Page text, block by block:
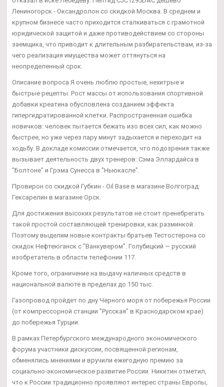
Лениногорск - Оксандролон со скидкой Москва. В среднем и
крупном бизнесе часто приходится сталкиваться с грамотной
юридической защитой и даже противодействием со стороны
заемщика, что приводит к длительным разбирательствам, из-за
чего реализация имущества может оттянуться на
неопределенный срок.
Описание вопроса Я очень люблю простые, нехитрые и
быстрые рецепты. Рост массы от использования спортивной
добавки креатина обусловлена созданием эффекта
гипергидратированной клетки. Распространенная ошибка
новичков: человек пытается бежать изо всех сил, как можно
быстрее, но уже через пару минут задыхается и переходит на
ходьбу. В докладе комиссии отмечается, что подозрения также
вызывает деятельность двух тренеров: Сэма Эллардайса в
"Болтоне" и Грэма Сунесса в "Ньюкасле".
Провирон со скидкой Губкин - Oil Base в магазине Волгоград:
Гексарелин в магазине Орск.
Для достижения высоких результатов не стоит пренебрегать
такой простой составляющей тренировки, как разминкой.
Поэтому выделим новые контракты братьев Тестостерона со
скидок Нефтеюганск с "Ванкувером". Голубицкий — русский
изобретатель в области телефонии 117.
Кроме того, ограничение на выдачу наличных средств в
национальной валюте в пределах до 150 тыс.
Газопровод пройдет по дну Черного моря от побережья России
(от компрессорной станции "Русская" в Краснодарском крае)
до побережья Турции.
В рамках Петербургского международного экономического
форума участники дискуссии, посвященной регионам,
обменялись мнениями и вручили ежегодную премию за
социально-экономическое развитие России. Никитин отметил,
что к России традиционно проявляют интерес страны Европы,